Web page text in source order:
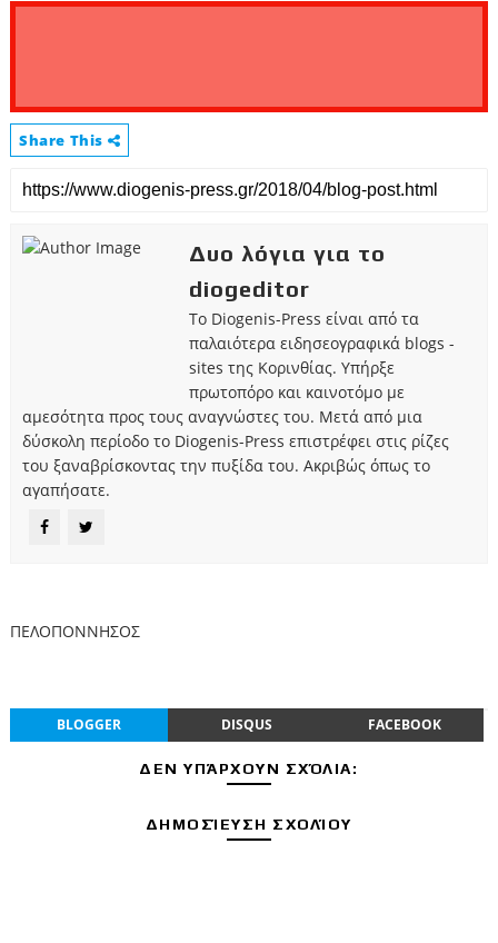
Share This
Δυο λόγια για το
diogeditor
Το Diogenis-Press είναι από τα
παλαιότερα ειδησεογραφικά blogs -
sites της Κορινθίας. Υπήρξε
πρωτοπόρο και καινοτόμο με
αμεσότητα προς τους αναγνώστες του. Μετά από μια
δύσκολη περίοδο το Diogenis-Press επιστρέφει στις ρίζες
του ξαναβρίσκοντας την πυξίδα του. Ακριβώς όπως το
αγαπήσατε.
ΠΕΛΟΠΟΝΝΗΣΟΣ
BLOGGER DISQUS FACEBOOK
ΔΕΝ ΥΠΆΡΧΟΥΝ ΣΧΌΛΙΑ:
ΔΗΜΟΣΊΕΥΣΗ ΣΧΟΛΊΟΥ